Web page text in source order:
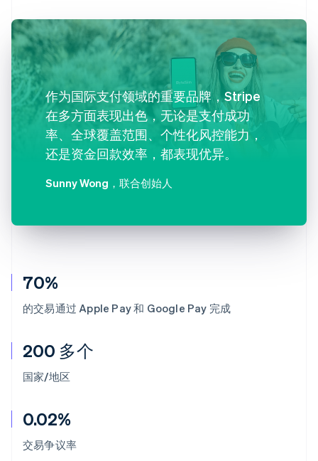
70%
的交易通过 Apple Pay 和 Google Pay 完成
200 多个
国家/地区
0.02%
交易争议率
作为国际支付领域的重要品牌，Stripe
在多方面表现出色，无论是支付成功
率、全球覆盖范围、个性化风控能力，
还是资金回款效率，都表现优异。
Sunny Wong ，联合创始人
阿联酋
爱尔兰